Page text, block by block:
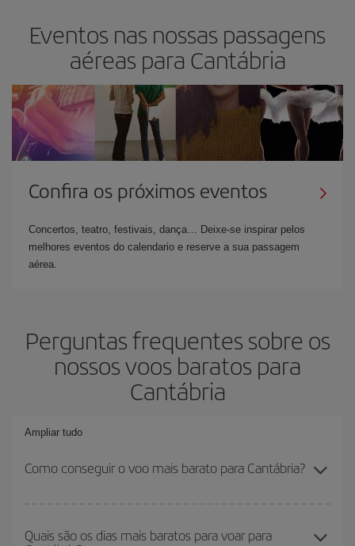
Eventos nas nossas passagens
aéreas para Cantábria
Confira os próximos eventos
Concertos, teatro, festivais, dança… Deixe-se inspirar pelos
melhores eventos do calendario e reserve a sua passagem
aérea.
Perguntas frequentes sobre os
nossos voos baratos para
Cantábria
Ampliar tudo
Como conseguir o voo mais barato para Cantábria?
mais barato se evitar as altas temporadas, comprar com
Quais são os dias mais baratos para voar para